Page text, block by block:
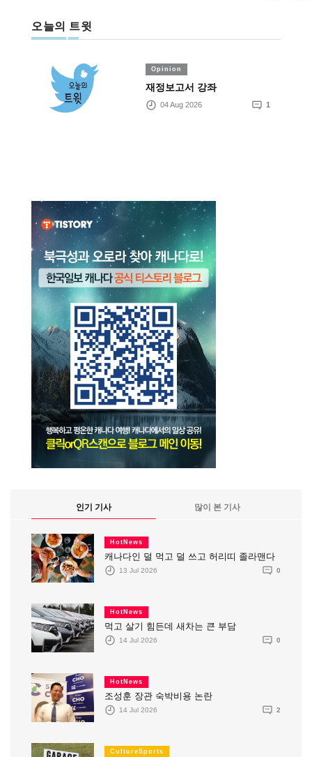
오늘의 트윗
Opinion
재정보고서 강좌
04 Aug 2026 1
인기 기사 많이 본 기사
HotNews
캐나다인 덜 먹고 덜 쓰고 허리띠 졸라맨다
13 Jul 2026 0
HotNews
먹고 살기 힘든데 새차는 큰 부담
14 Jul 2026 0
HotNews
조성훈 장관 숙박비용 논란
14 Jul 2026 2
CultureSports